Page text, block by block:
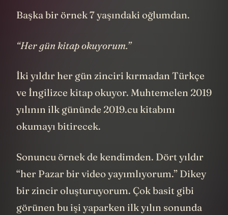
Başka bir örnek 7 yaşındaki oğlumdan.
“Her gün kitap okuyorum.”
İki yıldır her gün zinciri kırmadan Türkçe
ve İngilizce kitap okuyor. Muhtemelen 2019
yılının ilk gününde 2019.cu kitabını
okumayı bitirecek.
Sonuncu örnek de kendimden. Dört yıldır
“her Pazar bir video yayımlıyorum.” Dikey
bir zincir oluşturuyorum. Çok basit gibi
görünen bu işi yaparken ilk yılın sonunda